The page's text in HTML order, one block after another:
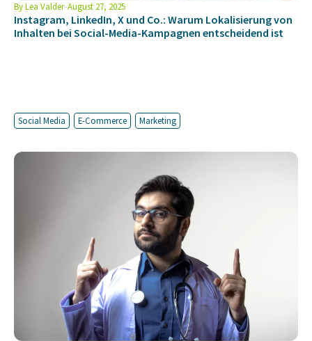
ByLea Valder August 27, 2025
Instagram, LinkedIn, X und Co.: Warum Lokalisierung von
Inhalten bei Social-Media-Kampagnen entscheidend ist
Social Media E-Commerce Marketing